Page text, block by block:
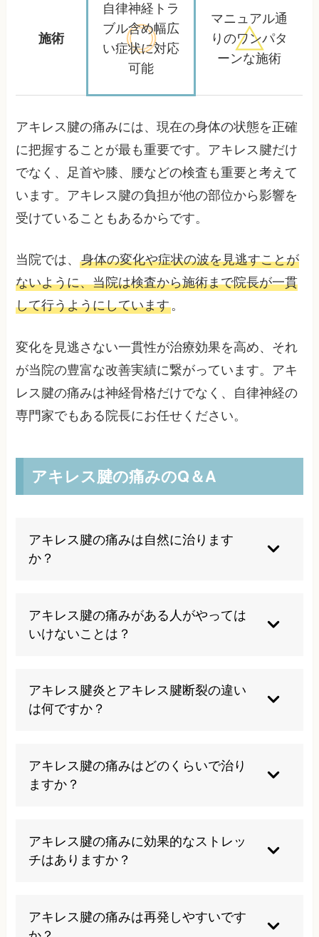
施術
自律神経トラ
ブル含め幅広
い症状に対応
可能
マニュアル通
りのワンパタ
ーンな施術
アキレス腱の痛みには、現在の身体の状態を正確
に把握することが最も重要です。アキレス腱だけ
でなく、足首や膝、腰などの検査も重要と考えて
います。アキレス腱の負担が他の部位から影響を
受けていることもあるからです。
当院では、身体の変化や症状の波を見逃すことが
ないように、当院は検査から施術まで院長が一貫
して行うようにしています。
変化を見逃さない一貫性が治療効果を高め、それ
が当院の豊富な改善実績に繋がっています。アキ
レス腱の痛みは神経骨格だけでなく、自律神経の
専門家でもある院長にお任せください。
アキレス腱の痛みのQ＆A
アキレス腱の痛みは自然に治ります
か？
ることもありますが、慢性化したものや重度の損
傷は専門的な治療が必要です。早期の適切な対処
が重要になります。
アキレス腱の痛みがある人がやっては
いけないことは？
な靴の着用は避けるべきです。また、痛みがある
状態でのマッサージも炎症を悪化させる可能性が
あります。
アキレス腱炎とアキレス腱断裂の違い
は何ですか？
は腱が部分的または完全に切れた状態です。断裂
では歩行困難になることが多く、より緊急性の高
い治療が必要です。
アキレス腱の痛みはどのくらいで治り
ますか？
ですが、慢性化したものでは1-2ヶ月以上かかる
こともあります。個人差や症状の程度により大き
く異なります。
アキレス腱の痛みに効果的なストレッ
チはありますか？
ある急性期には避け、炎症が落ち着いてから段階
的に行うことが大切です。専門家の指導を受ける
アキレス腱の痛みは再発しやすいです